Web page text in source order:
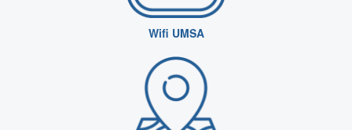
Wifi UMSA